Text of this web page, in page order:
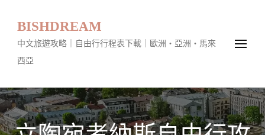
BISHDREAM
中文旅遊攻略｜自由行行程表下載｜歐洲・亞洲・馬來
西亞